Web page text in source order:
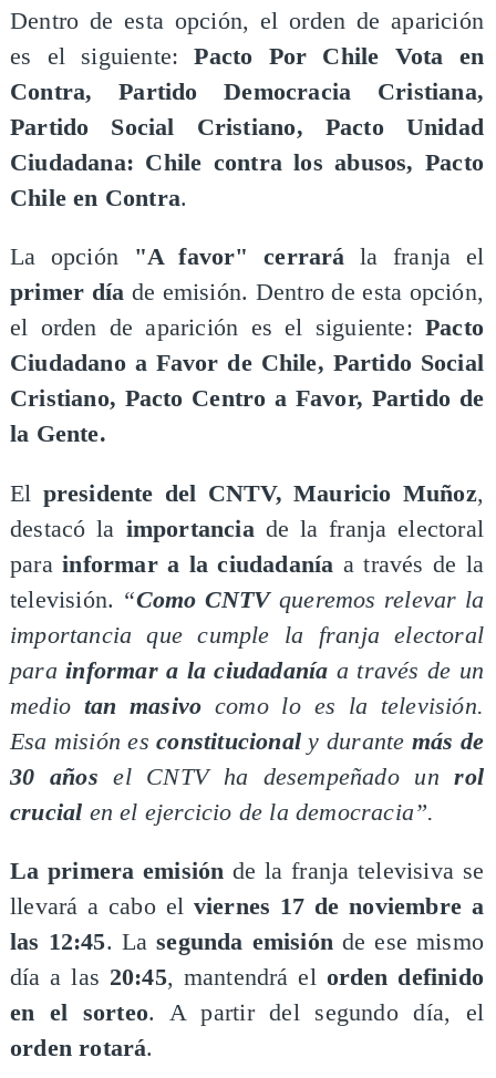
Dentro de esta opción, el orden de aparición
es el siguiente:Pacto Por Chile Vota en
Contra, Partido Democracia Cristiana,
Partido Social Cristiano, Pacto Unidad
Ciudadana: Chile contra los abusos, Pacto
Chile en Contra.
La opción "A favor" cerrará la franja el
primer día de emisión. Dentro de esta opción,
el orden de aparición es el siguiente:Pacto
Ciudadano a Favor de Chile, Partido Social
Cristiano, Pacto Centro a Favor, Partido de
la Gente.
El presidente del CNTV, Mauricio Muñoz,
destacó la importancia de la franja electoral
parainformar a la ciudadanía a través de la
televisión. “Como CNTV queremos relevar la
importancia que cumple la franja electoral
parainformar a la ciudadanía a través de un
mediotan masivo como lo es la televisión.
Esa misión esconstitucional y durante más de
30 años el CNTV ha desempeñado unrol
crucial en el ejercicio de la democracia”.
La primera emisión de la franja televisiva se
llevará a cabo el viernes 17 de noviembre a
las 12:45. Lasegunda emisión de ese mismo
día a las 20:45, mantendrá el orden definido
en el sorteo. A partir del segundo día, el
orden rotará.